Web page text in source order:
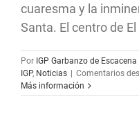
cuaresma y la
Santa. El centro de
Por IGP Garbanzo de Escacena
IGP, Noticias | Comentarios
Más información